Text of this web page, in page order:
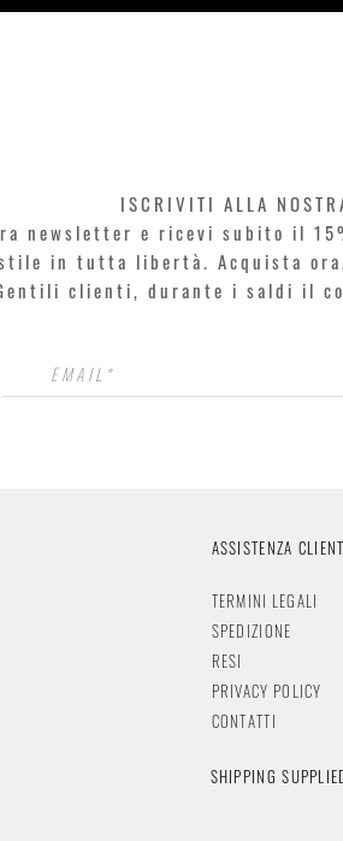
ISCRIVITI ALLA
newsletter e ricevi subito il
in tutta libertà. Acquista ora,
clienti, durante i saldi il
ASSISTENZA
TERMINI LEGALI
SPEDIZIONE
RESI
PRIVACY POLICY
CONTATTI
SHIPPING